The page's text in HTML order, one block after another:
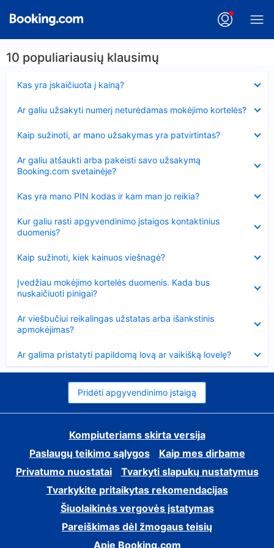
10 populiariausių klausimų
Kas yra įskaičiuota į kainą?
Ar galiu užsakyti numerį neturėdamas mokėjimo kortelės?
Kaip sužinoti, ar mano užsakymas yra patvirtintas?
Ar galiu atšaukti arba pakeisti savo užsakymą
Booking.com svetainėje?
Kas yra mano PIN kodas ir kam man jo reikia?
Kur galiu rasti apgyvendinimo įstaigos kontaktinius
duomenis?
Kaip sužinoti, kiek kainuos viešnagė?
Įvedžiau mokėjimo kortelės duomenis. Kada bus
nuskaičiuoti pinigai?
Ar viešbučiui reikalingas užstatas arba išankstinis
apmokėjimas?
Ar galima pristatyti papildomą lovą ar vaikišką lovelę?
Pridėti apgyvendinimo įstaigą
Kompiuteriams skirta versija
Paslaugų teikimo sąlygos
Kaip mes dirbame
Privatumo nuostatai
Tvarkyti slapukų nustatymus
Tvarkykite pritaikytas rekomendacijas
Šiuolaikinės vergovės įstatymas
Pareiškimas dėl žmogaus teisių
Apie Booking.com